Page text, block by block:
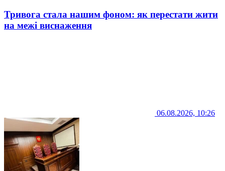
Тривога стала нашим фоном: як перестати жити
на межі виснаження
06.08.2026, 10:26